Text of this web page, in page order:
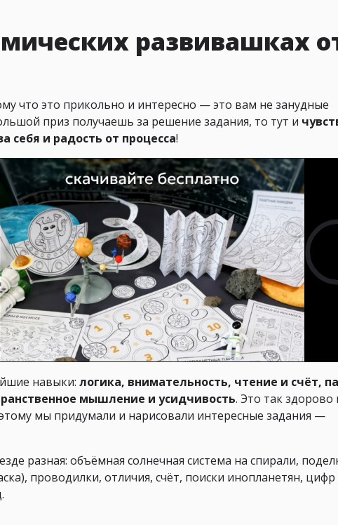
развивашках
что это прикольно и интересно — это вам не занудные
приз получаешь за решение задания, то тут и
себя и радость от процесса!
навыки: логика, внимательность, чтение и счёт,
мышление и усидчивость. Это так здорово
мы придумали и нарисовали интересные задания —
разная: объёмная солнечная система на спирали,
проводилки, отличия, счёт, поиски инопланетян, цифр